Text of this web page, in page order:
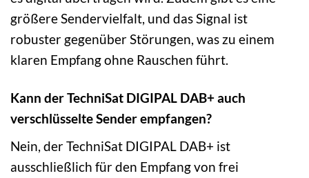
größere Sendervielfalt, und das Signal ist
robuster gegenüber Störungen, was zu einem
klaren Empfang ohne Rauschen führt.
Kann der TechniSat DIGIPAL DAB+ auch
verschlüsselte Sender empfangen?
Nein, der TechniSat DIGIPAL DAB+ ist
ausschließlich für den Empfang von frei